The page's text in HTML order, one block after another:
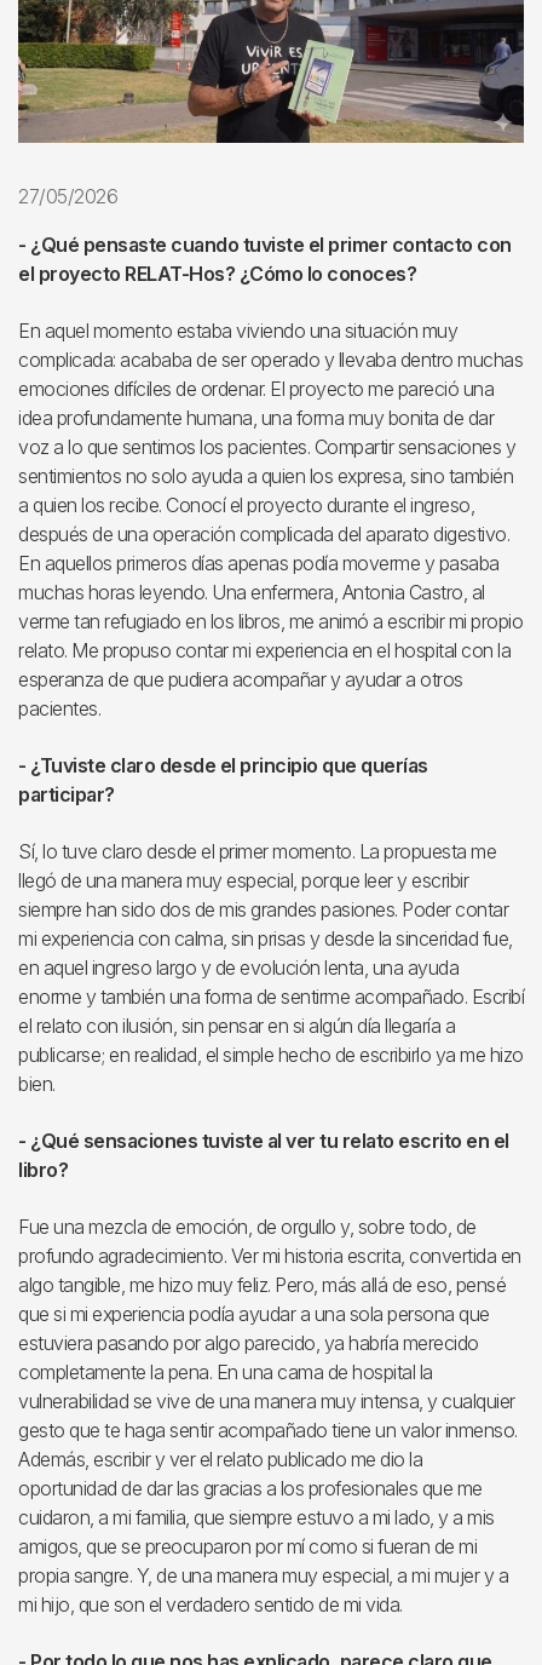
27/05/2026
- ¿Qué pensaste cuando tuviste el primer contacto con
el proyecto RELAT-Hos? ¿Cómo lo conoces?
En aquel momento estaba viviendo una situación muy
complicada: acababa de ser operado y llevaba dentro muchas
emociones difíciles de ordenar. El proyecto me pareció una
idea profundamente humana, una forma muy bonita de dar
voz a lo que sentimos los pacientes. Compartir sensaciones y
sentimientos no solo ayuda a quien los expresa, sino también
a quien los recibe. Conocí el proyecto durante el ingreso,
después de una operación complicada del aparato digestivo.
En aquellos primeros días apenas podía moverme y pasaba
muchas horas leyendo. Una enfermera, Antonia Castro, al
verme tan refugiado en los libros, me animó a escribir mi propio
relato. Me propuso contar mi experiencia en el hospital con la
esperanza de que pudiera acompañar y ayudar a otros
pacientes.
- ¿Tuviste claro desde el principio que querías
participar?
Sí, lo tuve claro desde el primer momento. La propuesta me
llegó de una manera muy especial, porque leer y escribir
siempre han sido dos de mis grandes pasiones. Poder contar
mi experiencia con calma, sin prisas y desde la sinceridad fue,
en aquel ingreso largo y de evolución lenta, una ayuda
enorme y también una forma de sentirme acompañado. Escribí
el relato con ilusión, sin pensar en si algún día llegaría a
publicarse; en realidad, el simple hecho de escribirlo ya me hizo
bien.
- ¿Qué sensaciones tuviste al ver tu relato escrito en el
libro?
Fue una mezcla de emoción, de orgullo y, sobre todo, de
profundo agradecimiento. Ver mi historia escrita, convertida en
algo tangible, me hizo muy feliz. Pero, más allá de eso, pensé
que si mi experiencia podía ayudar a una sola persona que
estuviera pasando por algo parecido, ya habría merecido
completamente la pena. En una cama de hospital la
vulnerabilidad se vive de una manera muy intensa, y cualquier
gesto que te haga sentir acompañado tiene un valor inmenso.
Además, escribir y ver el relato publicado me dio la
oportunidad de dar las gracias a los profesionales que me
cuidaron, a mi familia, que siempre estuvo a mi lado, y a mis
amigos, que se preocuparon por mí como si fueran de mi
propia sangre. Y, de una manera muy especial, a mi mujer y a
mi hijo, que son el verdadero sentido de mi vida.